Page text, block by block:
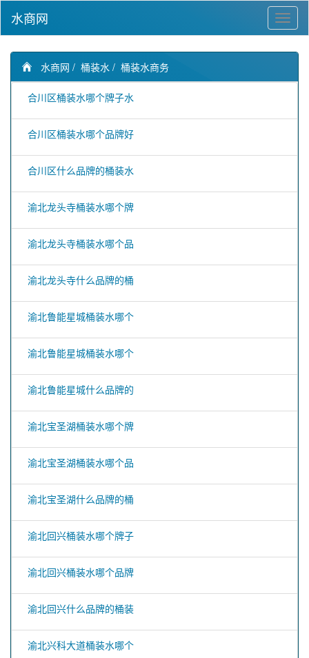
水商网
水商网 / 桶装水 / 桶装水商务
合川区桶装水哪个牌子水
合川区桶装水哪个品牌好
合川区什么品牌的桶装水
渝北龙头寺桶装水哪个牌
渝北龙头寺桶装水哪个品
渝北龙头寺什么品牌的桶
渝北鲁能星城桶装水哪个
渝北鲁能星城桶装水哪个
渝北鲁能星城什么品牌的
渝北宝圣湖桶装水哪个牌
渝北宝圣湖桶装水哪个品
渝北宝圣湖什么品牌的桶
渝北回兴桶装水哪个牌子
渝北回兴桶装水哪个品牌
渝北回兴什么品牌的桶装
渝北兴科大道桶装水哪个